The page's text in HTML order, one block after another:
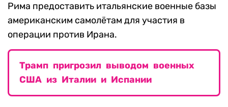
Рима предоставить итальянские военные базы
американским самолётам для участия в
операции против Ирана.
Трамп пригрозил выводом военных
США из Италии и Испании